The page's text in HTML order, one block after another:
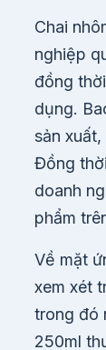
Chai
nghiệp
đồng
dụng.
sản
Đồng
doanh
phẩm
Về mặt
xem xét
trong đó
250ml